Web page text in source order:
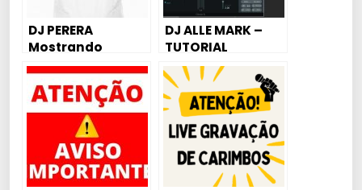
DJ PERERA
Mostrando
SEGREDO de
AFINAÇÃO DE VOZ
– Menor da VG
DJ ALLE MARK –
TUTORIAL
MASTERIZAÇÃO
SIMPLES E PRÁTICA
#2 (RUIVINHA DE
MARTE)￼